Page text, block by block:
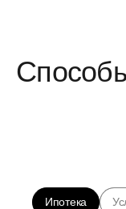
Ипотека